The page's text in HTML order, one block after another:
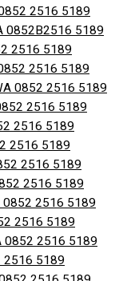
0852 2516 5189
0852B2516 5189
2516 5189
2516 5189
0852 2516 5189
2516 5189
2516 5189
2516 5189
2516 5189
2516 5189
0852 2516 5189
2516 5189
0852 2516 5189
2516 5189